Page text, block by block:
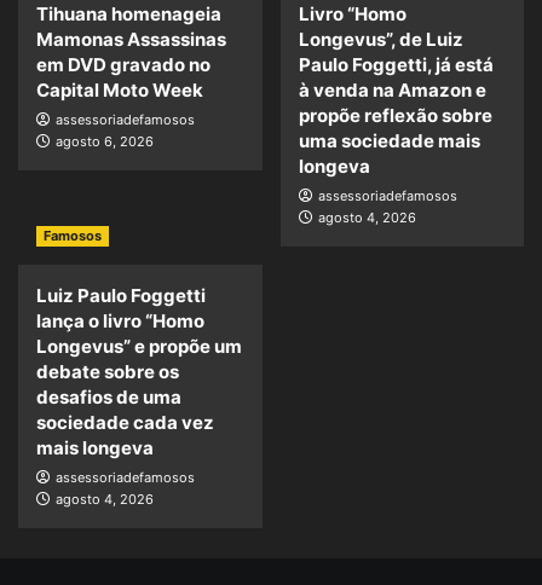
Tihuana homenageia
Mamonas Assassinas
em DVD gravado no
Capital Moto Week
assessoriadefamosos
agosto 6, 2026
Livro “Homo
Longevus”, de Luiz
Paulo Foggetti, já está
à venda na Amazon e
propõe reflexão sobre
uma sociedade mais
longeva
assessoriadefamosos
agosto 4, 2026
Famosos
Luiz Paulo Foggetti
lança o livro “Homo
Longevus” e propõe um
debate sobre os
desafios de uma
sociedade cada vez
mais longeva
assessoriadefamosos
agosto 4, 2026